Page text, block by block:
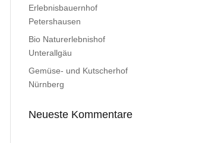
Erlebnisbauernhof
Petershausen
Bio Naturerlebnishof
Unterallgäu
Gemüse- und Kutscherhof
Nürnberg
Neueste Kommentare